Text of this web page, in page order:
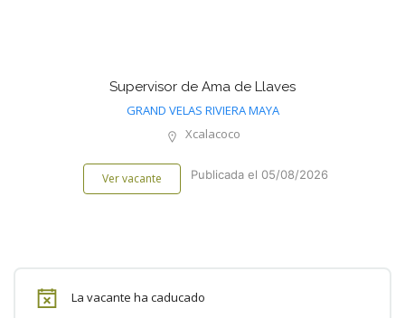
Supervisor de Ama de Llaves
GRAND VELAS RIVIERA MAYA
Xcalacoco
Ver vacante Publicada el 05/08/2026
La vacante ha caducado